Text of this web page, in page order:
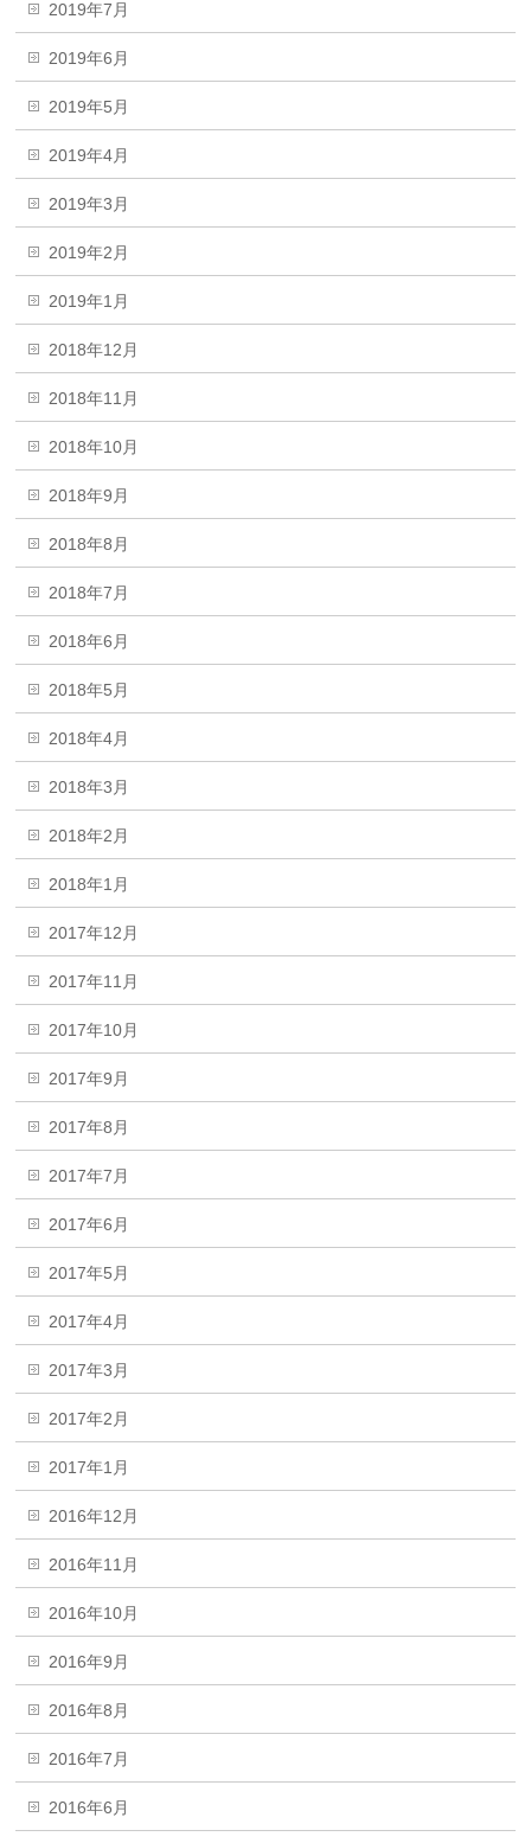
2019年7月
2019年6月
2019年5月
2019年4月
2019年3月
2019年2月
2019年1月
2018年12月
2018年11月
2018年10月
2018年9月
2018年8月
2018年7月
2018年6月
2018年5月
2018年4月
2018年3月
2018年2月
2018年1月
2017年12月
2017年11月
2017年10月
2017年9月
2017年8月
2017年7月
2017年6月
2017年5月
2017年4月
2017年3月
2017年2月
2017年1月
2016年12月
2016年11月
2016年10月
2016年9月
2016年8月
2016年7月
2016年6月